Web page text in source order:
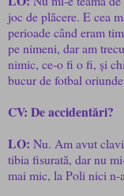
joc de plăcere. E cea
perioade când eram
pe nimeni, dar am
nimic, ce-o fi o fi, și
bucur de fotbal
CV: De accidentări?
LO: Nu. Am avut
tibia fisurată, dar nu
mai mic, la Poli nici n-